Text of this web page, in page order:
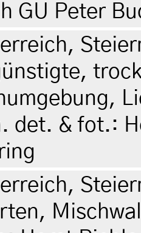
GU Peter
det. & fot.: